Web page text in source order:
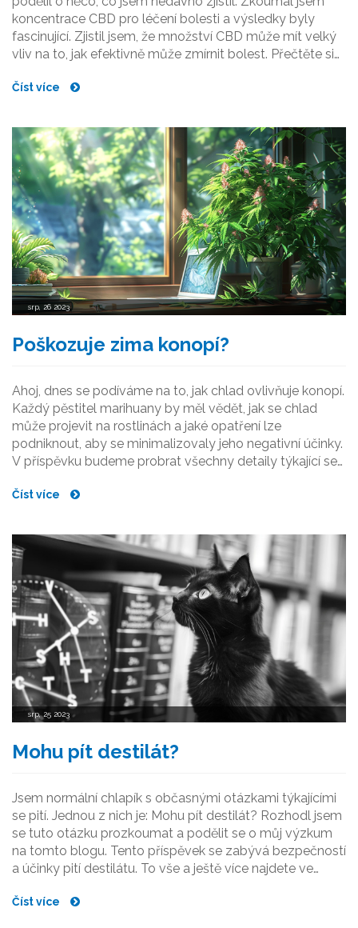
koncentrace CBD pro léčení bolesti a výsledky byly
fascinující. Zjistil jsem, že množství CBD může mít velký
vliv na to, jak efektivně může zmírnit bolest. Přečtěte si
by mohl být pro vás ten nejlepší. Těším se na vaše
Číst více
srp, 26 2023
Poškozuje zima konopí?
Ahoj, dnes se podíváme na to, jak chlad ovlivňuje konopí.
Každý pěstitel marihuany by měl vědět, jak se chlad
může projevit na rostlinách a jaké opatření lze
podniknout, aby se minimalizovaly jeho negativní účinky.
V příspěvku budeme probrat všechny detaily týkající se
zvládat situaci, kdy je již příliš pozdě na záchranu.
bezpečí.
Číst více
srp, 25 2023
Mohu pít destilát?
Jsem normální chlapík s občasnými otázkami týkajícími
se pití. Jednou z nich je: Mohu pít destilát? Rozhodl jsem
se tuto otázku prozkoumat a podělit se o můj výzkum
na tomto blogu. Tento příspěvek se zabývá bezpečností
a účinky pití destilátu. To vše a ještě více najdete ve
Číst více